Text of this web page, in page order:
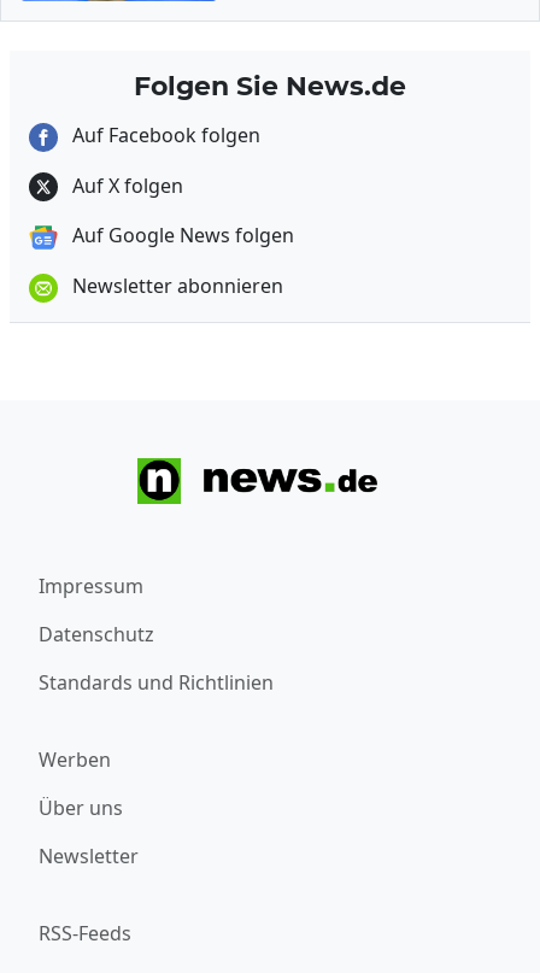
Folgen Sie News.de
Auf Facebook folgen
Auf X folgen
Auf Google News folgen
Newsletter abonnieren
Impressum
Datenschutz
Standards und Richtlinien
Werben
Über uns
Newsletter
RSS-Feeds